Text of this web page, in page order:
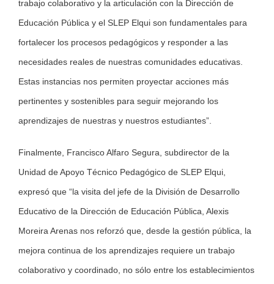
trabajo colaborativo y la articulación con la Dirección de
Educación Pública y el SLEP Elqui son fundamentales para
fortalecer los procesos pedagógicos y responder a las
necesidades reales de nuestras comunidades educativas.
Estas instancias nos permiten proyectar acciones más
pertinentes y sostenibles para seguir mejorando los
aprendizajes de nuestras y nuestros estudiantes”.
Finalmente, Francisco Alfaro Segura, subdirector de la
Unidad de Apoyo Técnico Pedagógico de SLEP Elqui,
expresó que “la visita del jefe de la División de Desarrollo
Educativo de la Dirección de Educación Pública, Alexis
Moreira Arenas nos reforzó que, desde la gestión pública, la
mejora continua de los aprendizajes requiere un trabajo
colaborativo y coordinado, no sólo entre los establecimientos